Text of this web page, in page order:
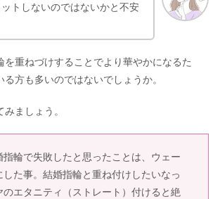
トしないのではないかと不安
を重ねづけすることでより華やかになるた
方も多いのではないでしょうか。
ましょう。
指輪で失敗したと思ったことは、ウェー
した事。結婚指輪と重ね付けしたいなっ
のエタニティ（ストレート）付けると絶